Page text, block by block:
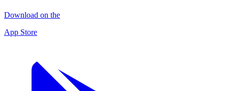
Download on the
App Store